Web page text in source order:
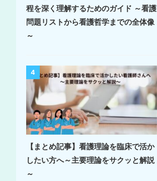
程を深く理解するためのガイド ～看護
問題リストから看護哲学までの全体像
～
4
【まとめ記事】看護理論を臨床で活か
したい方へ～主要理論をサクッと解説
～